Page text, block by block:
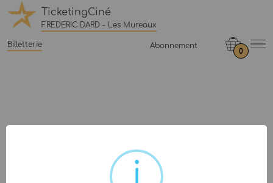
TicketingCiné
FREDERIC DARD - Les Mureaux
Billetterie Abonnement
0